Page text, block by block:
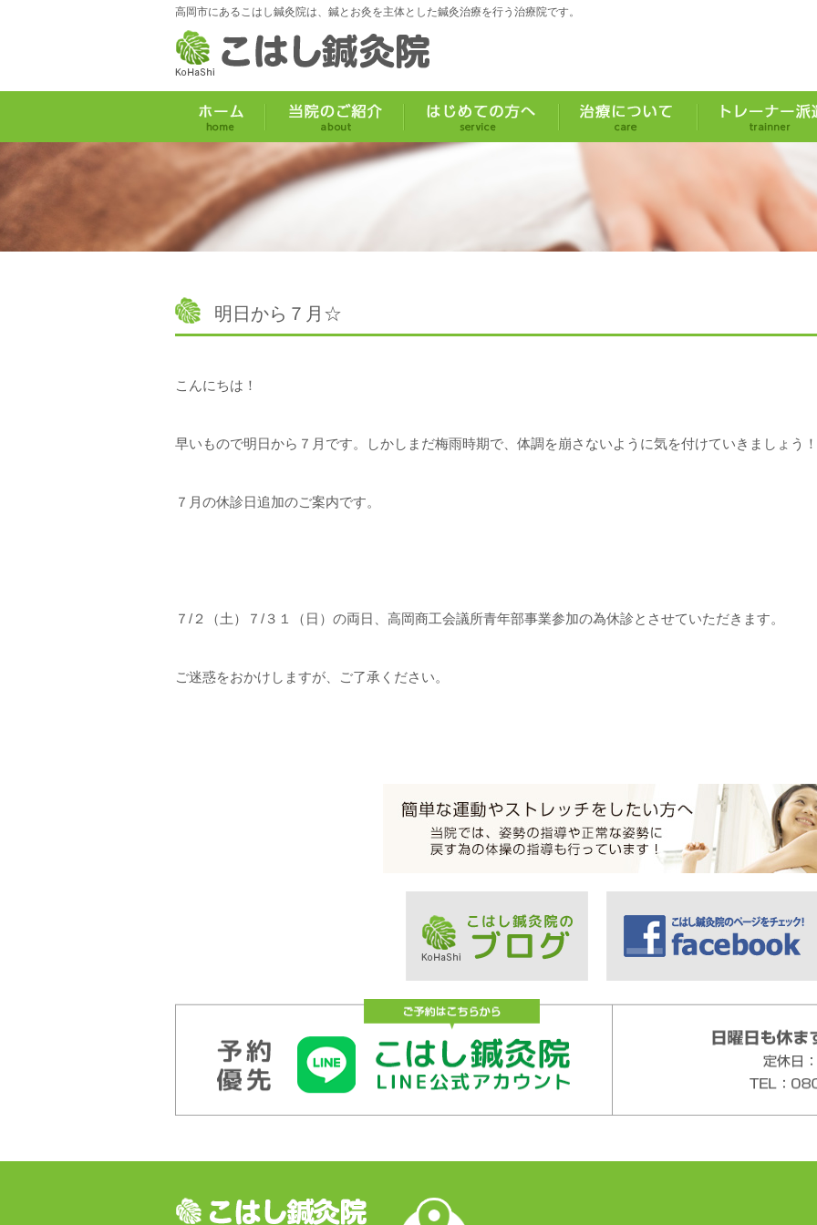
高岡市にあるこはし鍼灸院は、鍼とお灸を主体とした鍼灸治療を行う治療院です。
明日から７月☆
こんにちは！
早いもので明日から７月です。しかしまだ梅雨時期で、体調を崩さないように気を付けていきましょう！
７月の休診日追加のご案内です。
７/２（土）７/３１（日）の両日、高岡商工会議所青年部事業参加の為休診とさせていただきます。
ご迷惑をおかけしますが、ご了承ください。